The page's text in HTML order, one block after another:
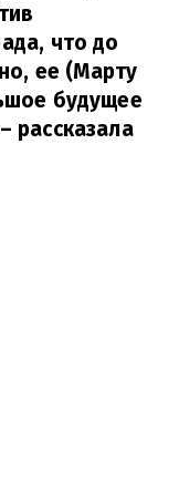
что до
ее (Марту
будущее
– рассказала